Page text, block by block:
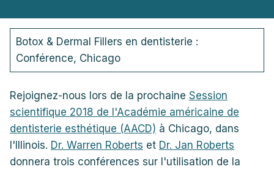
Botox & Dermal Fillers en dentisterie :
Conférence, Chicago
Rejoignez-nous lors de la prochaine Session
scientifique 2018 de l'Académie américaine de
dentisterie esthétique (AACD) à Chicago, dans
l'Illinois. Dr. Warren Roberts et Dr. Jan Roberts
donnera trois conférences sur l'utilisation de la